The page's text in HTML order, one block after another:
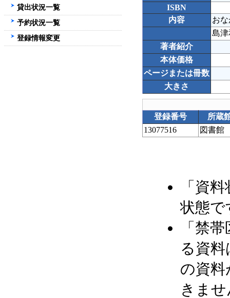
ISBN
内容
お
島
著者紹介
本体価格
ページまたは冊数
大きさ
登録番号
所蔵
13077516
図書館
「資
状態で
「禁
る資
の資料
きま
貸出状況一覧
予約状況一覧
登録情報変更